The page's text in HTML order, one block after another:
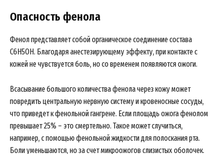
Опасность фенола
Фенол представляет собой органическое соединение состава
C6H5OH. Благодаря анестезирующему эффекту, при контакте с
кожей не чувствуется боль, но со временем появляются ожоги.
Всасывание большого количества фенола через кожу может
повредить центральную нервную систему и кровеносные сосуды,
что приведет к фенольной гангрене. Если площадь ожога фенолом
превышает 25% – это смертельно. Такое может случиться,
например, с помощью фенольной жидкости для полоскания рта.
Боли уменьшаются, но за счет микроожогов слизистых оболочек.